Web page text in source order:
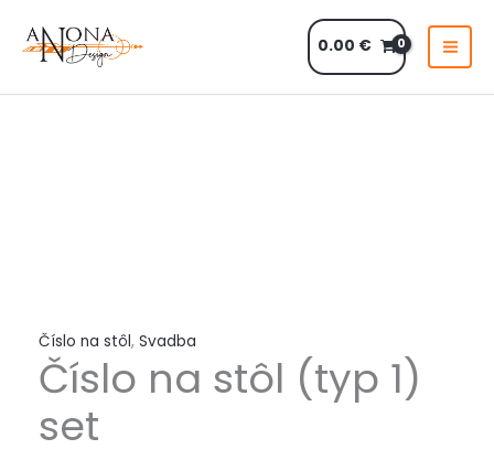
obsah
0.00 €
Číslo na stôl, Svadba
Číslo na stôl (typ 1)
set